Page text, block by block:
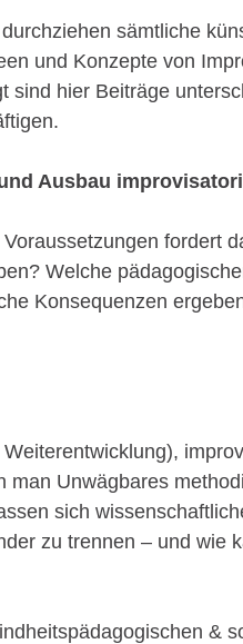
sämtliche
und Konzepte von
hier Beiträge
Ausbau
fordert
Welche
Konsequenzen
Unwägbares
sich
zu trennen – und
&